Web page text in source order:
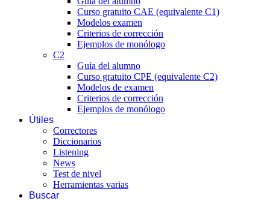
Curso gratuito CAE (equivalente C1)
Modelos examen
Criterios de corrección
Ejemplos de monólogo
C2
Guía del alumno
Curso gratuito CPE (equivalente C2)
Modelos de examen
Criterios de corrección
Ejemplos de monólogo
Útiles
Correctores
Diccionarios
Listening
News
Test de nivel
Herramientas varias
Buscar